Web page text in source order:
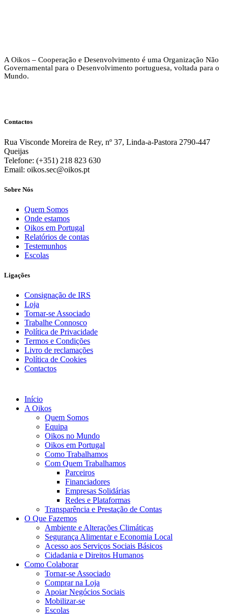
A Oikos – Cooperação e Desenvolvimento é uma Organização Não
Governamental para o Desenvolvimento portuguesa, voltada para o
Mundo.
Contactos
Rua Visconde Moreira de Rey, nº 37, Linda-a-Pastora 2790-447
Queijas
Telefone: (+351) 218 823 630
Email: oikos.sec@oikos.pt
Sobre Nós
Quem Somos
Onde estamos
Oikos em Portugal
Relatórios de contas
Testemunhos
Escolas
Ligações
Consignação de IRS
Loja
Tornar-se Associado
Trabalhe Connosco
Política de Privacidade
Termos e Condições
Livro de reclamações
Política de Cookies
Contactos
Início
A Oikos
Quem Somos
Equipa
Oikos no Mundo
Oikos em Portugal
Como Trabalhamos
Com Quem Trabalhamos
Parceiros
Financiadores
Empresas Solidárias
Redes e Plataformas
Transparência e Prestação de Contas
O Que Fazemos
Ambiente e Alterações Climáticas
Segurança Alimentar e Economia Local
Acesso aos Serviços Sociais Básicos
Cidadania e Direitos Humanos
Como Colaborar
Tornar-se Associado
Comprar na Loja
Apoiar Negócios Sociais
Mobilizar-se
Escolas